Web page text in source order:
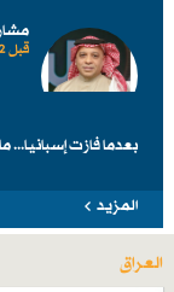
قبل 2 اسابیع
بعدما فازت
المزيد
العراق